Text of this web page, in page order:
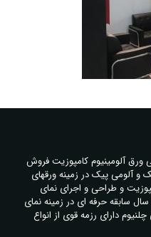
ورق آلومینیوم کامپوزیت فروش
و آلومی پیک در زمینه ورقهای
و طراحی و اجرای نمای
کامپوزیت ورق کامپوزیت با بیش از 20 سال سابقه حرفه ای در زمینه نمای
دارای رزمه قوی از انواع